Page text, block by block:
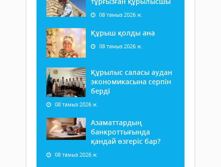
08 тамыз 2026 ж.
Құрыш қолды ана
08 тамыз 2026 ж.
Құрылыс саласы аудан
экономикасына серпін
берді
08 тамыз 2026 ж.
Азаматтардың
банкроттығында
қандай өзгеріс бар?
08 тамыз 2026 ж.